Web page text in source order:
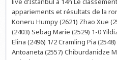
appariements et résultats de la
Koneru Humpy (2621) Zhao Xue
(2403) Sebag Marie (2529) 1-0
Elina (2496) 1/2 Cramling Pia
Antoaneta (2557) Chiburdanidze